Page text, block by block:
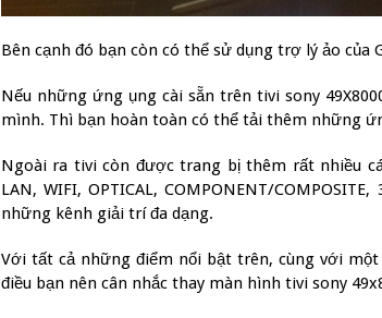
Bên cạnh đó bạn còn có thể sử dụng trợ lý ảo
Nếu những ứng ụng cài sẵn trên tivi sony
mình. Thì bạn hoàn toàn có thể tải thêm những
Ngoài ra tivi còn được trang bị thêm rất nhiều
LAN, WIFI, OPTICAL, COMPONENT/
những kênh giải trí đa dạng.
Với tất cả những điểm nổi bật trên, cùng với
điều bạn nên cân nhắc thay màn hình tivi sony